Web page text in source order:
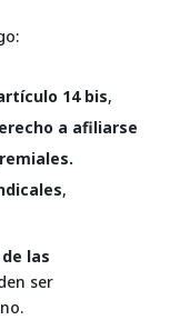
14 bis,
a afiliarse
,
las
ser